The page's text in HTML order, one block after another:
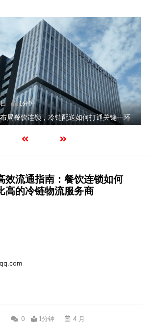
1分钟
局餐饮连锁，冷链配送如何打通关键一环
效流通指南：餐饮连锁如何
高的冷链物流服务商
0 1分钟 4 月